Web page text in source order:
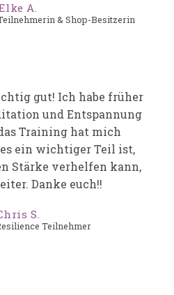
A.
& Shop-Besitzerin
gut! Ich habe früher
und Entspannung
Training hat mich
ein wichtiger Teil ist,
Stärke verhelfen kann,
Danke euch!!
S.
Teilnehmer